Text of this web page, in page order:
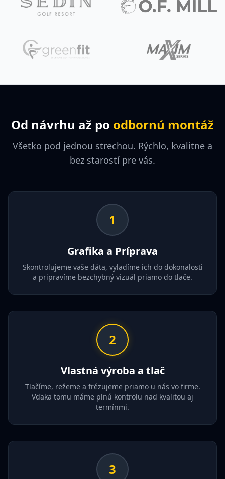
Od návrhu až po odbornú montáž
Všetko pod jednou strechou. Rýchlo, kvalitne a
bez starostí pre vás.
1
Grafika a Príprava
Skontrolujeme vaše dáta, vyladíme ich do dokonalosti
a pripravíme bezchybný vizuál priamo do tlače.
2
Vlastná výroba a tlač
Tlačíme, režeme a frézujeme priamo u nás vo firme.
Vďaka tomu máme plnú kontrolu nad kvalitou aj
termínmi.
3